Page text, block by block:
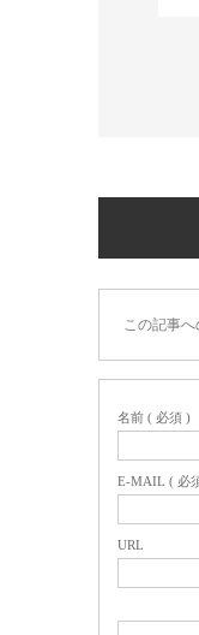
この記事へ
名前 ( 必須 )
E-MAIL ( 必
URL